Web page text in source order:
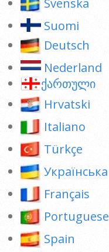
Suomi
Deutsch
Nederland
ქართული
Hrvatski
Italiano
Türkçe
Українська
Français
Portuguese
Spain